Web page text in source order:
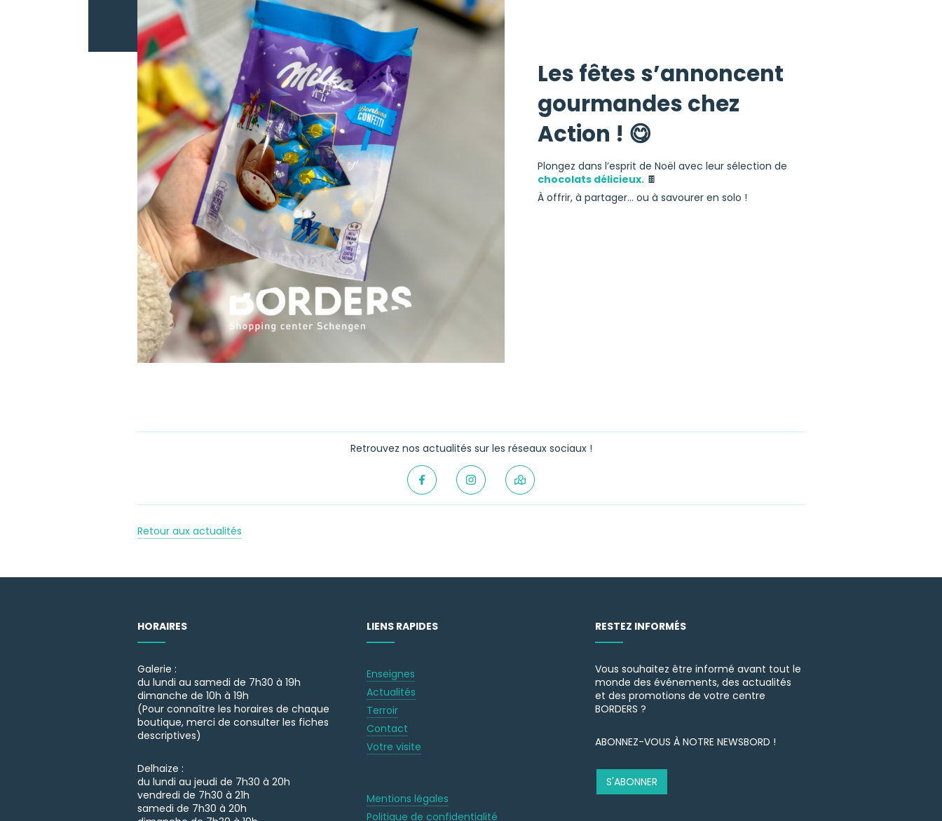
Les fêtes s’annoncent
gourmandes chez
Action ! 😋
Plongez dans l’esprit de Noël avec leur sélection de
chocolats délicieux. 🍫
À offrir, à partager… ou à savourer en solo !
Retrouvez nos actualités sur les réseaux sociaux !
Retour aux actualités
HORAIRES
Galerie :
du lundi au samedi de 7h30 à 19h
dimanche de 10h à 19h
(Pour connaître les horaires de chaque
boutique, merci de consulter les fiches
descriptives)
Delhaize :
du lundi au jeudi de 7h30 à 20h
vendredi de 7h30 à 21h
samedi de 7h30 à 20h
LIENS RAPIDES
Enseignes
Actualités
Terroir
Contact
Votre visite
Mentions légales
Politique de confidentialité
RESTEZ INFORMÉS
Vous souhaitez être informé avant tout le
monde des événements, des actualités
et des promotions de votre centre
BORDERS ?
ABONNEZ-VOUS À NOTRE NEWSBORD !
S'ABONNER